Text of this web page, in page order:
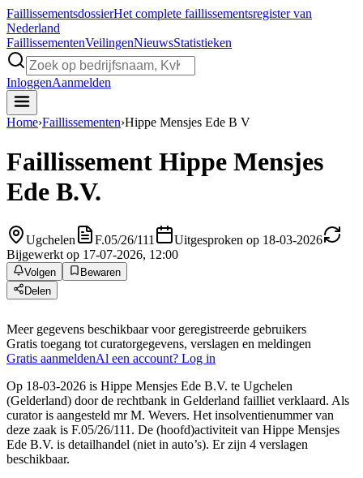
FaillissementsdossierHet complete faillissementsregister van
Nederland
FaillissementenVeilingenNieuwsStatistieken
InloggenAanmelden
Home›Faillissementen›Hippe Mensjes Ede B V
Faillissement Hippe Mensjes
Ede B.V.
Ugchelen F.05/26/111
Uitgesproken op 18-03-2026
Bijgewerkt op 17-07-2026, 12:00
Volgen
Bewaren
Delen
Meer gegevens beschikbaar voor geregistreerde gebruikers
Gratis toegang tot curatorgegevens, verslagen en meldingen
Gratis aanmeldenAl een account? Log in
Op 18-03-2026 is Hippe Mensjes Ede B.V. te Ugchelen
(Gelderland) door de rechtbank in Gelderland failliet verklaard. Als
curator is aangesteld mr M. Wevers. Het insolventienummer van
deze zaak is F.05/26/111. De (hoofd)activiteit van Hippe Mensjes
Ede B.V. is detailhandel (niet in auto’s). Er zijn 4 verslagen
beschikbaar.